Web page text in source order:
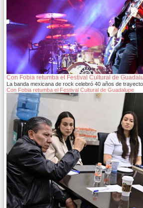
Con Fobia retumba el Festival Cultural de
La banda mexicana de rock celebró 40 años de
Con Fobia retumba el Festival Cultural de Guadalupe